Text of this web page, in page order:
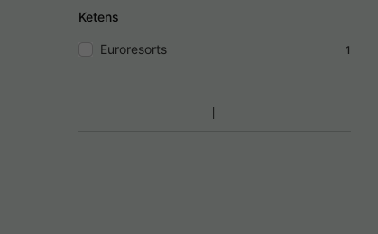
Ketens
Euroresorts 1